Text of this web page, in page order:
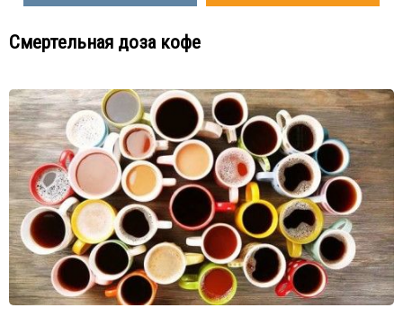
Смертельная доза кофе